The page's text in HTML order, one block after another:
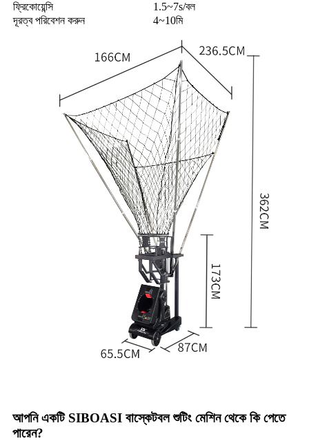
ফ্রিকোয়েন্সি
1.5~7s/বল
দূরত্ব পরিবেশন করুন
4~10মি
আপনি একটি SIBOASI বাস্কেটবল শুটিং মেশিন থেকে কি পেতে
পারেন?